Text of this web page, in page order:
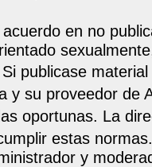
en no
Si publicase
y su proveedor de
oportunas. La
estas
y